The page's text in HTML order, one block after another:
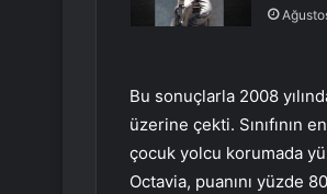
Bu sonuçlarla 2008
üzerine çekti. Sınıfının
çocuk yolcu korumada
Octavia, puanını yüzde